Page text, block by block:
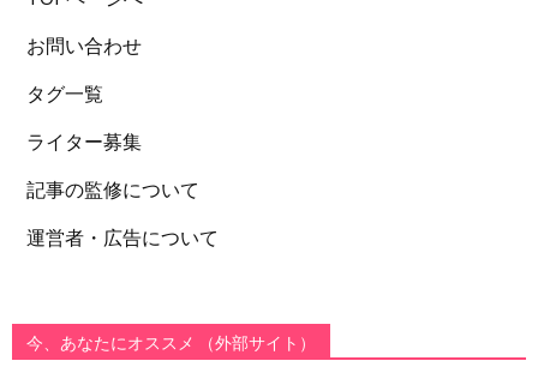
お問い合わせ
タグ一覧
ライター募集
記事の監修について
運営者・広告について
今、あなたにオススメ （外部サイト）